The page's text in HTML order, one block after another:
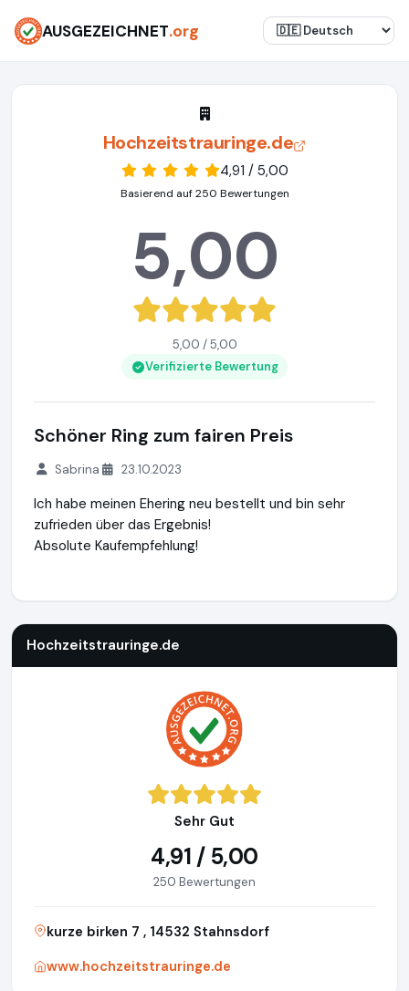
AUSGEZEICHNET.org
Hochzeitstrauringe.de
4,91 / 5,00
Basierend auf 250 Bewertungen
5,00
5,00 / 5,00
Verifizierte Bewertung
Schöner Ring zum fairen Preis
Sabrina 23.10.2023
Ich habe meinen Ehering neu bestellt und bin sehr
zufrieden über das Ergebnis!
Absolute Kaufempfehlung!
Hochzeitstrauringe.de
Sehr Gut
4,91 / 5,00
250 Bewertungen
kurze birken 7 , 14532 Stahnsdorf
www.hochzeitstrauringe.de